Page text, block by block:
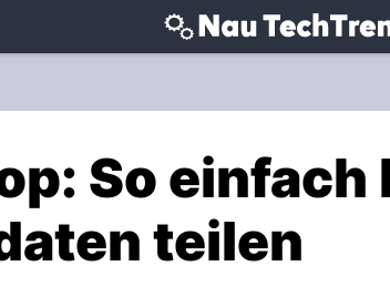
techtrends.NAU.ch
So einfach
teilen